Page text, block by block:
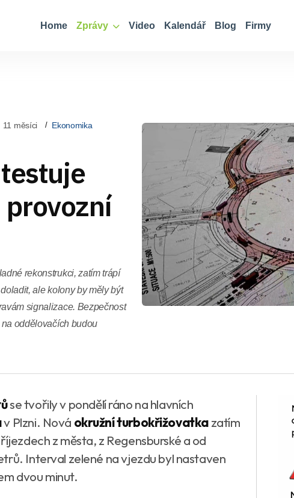
Home Zprávy Video Kalendář Blog Firmy
11 měsíci Ekonomika
rekonstrukci, zatím trápí
ale kolony by měly být
signalizace. Bezpečnost
oddělovačích budou
se tvořily v pondělí ráno na hlavních
v Plzni. Nová okružní turbokřižovatkazatím
z města, z Regensburské a od
Interval zelené na vjezdu byl nastaven
dvou minut.